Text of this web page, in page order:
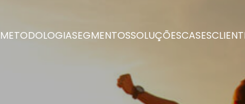
METODOLOGIASEGMENTOSSOLUÇÕESCASES